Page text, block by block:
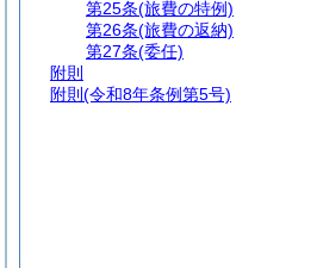
第25条(旅費の特例)
第26条(旅費の返納)
第27条(委任)
附則
附則 (令和8年条例第5号)